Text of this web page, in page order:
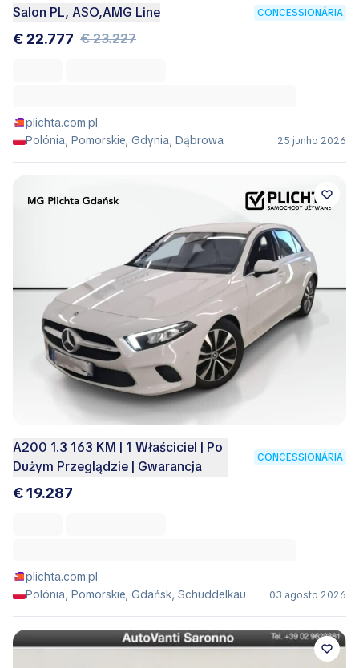
Salon PL, ASO,AMG Line CONCESSIONÁRIA
€ 22.777 € 23.227
plichta.com.pl
Polónia, Pomorskie, Gdynia, Dąbrowa
25 junho 2026
A200 1.3 163 KM | 1 Właściciel | Po
Dużym Przeglądzie | Gwarancja
CONCESSIONÁRIA
€ 19.287
plichta.com.pl
Polónia, Pomorskie, Gdańsk, Schüddelkau
03 agosto 2026